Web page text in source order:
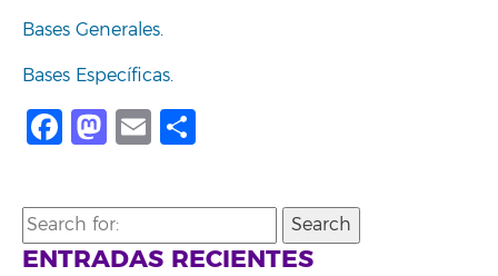
Bases Generales.
Bases Específicas.
Facebook
Mastodon
Email
Search
for:
ENTRADAS RECIENTES